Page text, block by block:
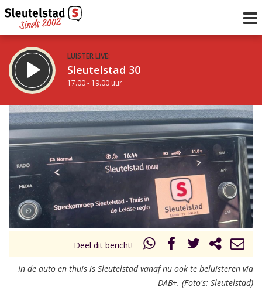
LUISTER LIVE:
Sleutelstad 30
17.00 - 19.00 uur
STRAKS:
De avond van Sleutelstad
19.00 - 0.00 uur
Vorig uur
uur 1 van 0 Volgend uur
Deel dit bericht!
In de auto en thuis is Sleutelstad vanaf nu ook te beluisteren via
DAB+. (Foto's: Sleutelstad)